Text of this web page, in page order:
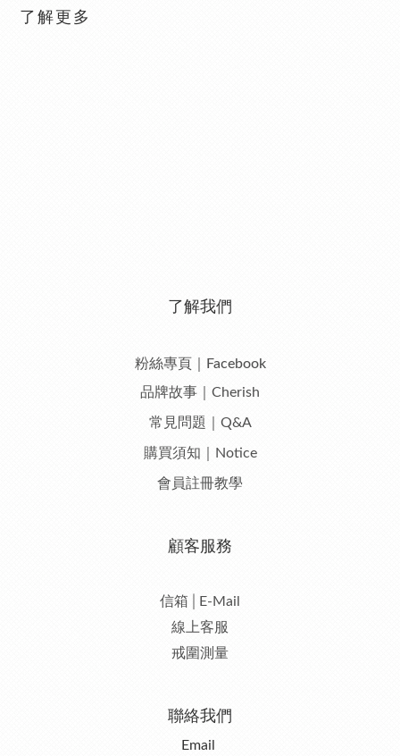
了解更多
了解我們
粉絲專頁｜Facebook
品牌故事｜Cherish
常見問題｜Q&A
購買須知｜Notice
會員註冊教學
顧客服務
信箱│E-Mail
線上客服
戒圍測量
聯絡我們
Email